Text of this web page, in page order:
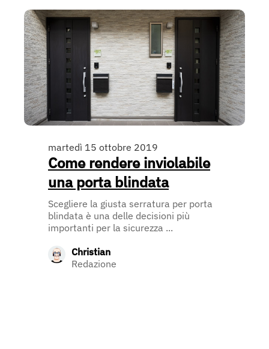
martedì 15 ottobre 2019
Come rendere inviolabile
una porta blindata
Scegliere la giusta serratura per porta
blindata è una delle decisioni più
importanti per la sicurezza ...
Christian
Redazione